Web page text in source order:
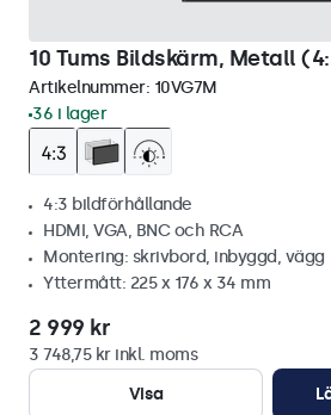
10 Tums Bildskärm, Metall
Artikelnummer: 10VG7M
36 i lager
4:3 bildförhållande
HDMI, VGA, BNC och RCA
Montering: skrivbord, inbyggd, vägg
Yttermått: 225 x 176 x 34 mm
2 999 kr
3 748,75 kr inkl. moms
Visa